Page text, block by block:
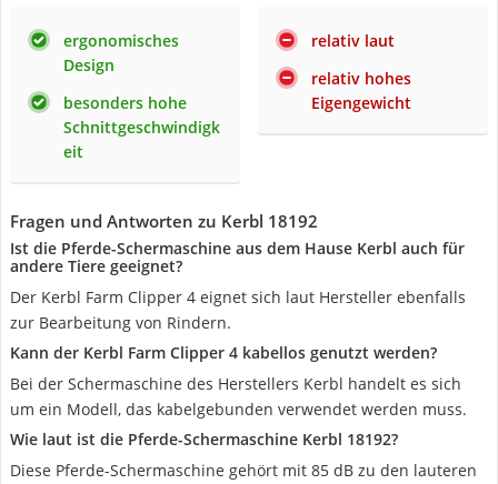
ergonomisches
Design
besonders hohe
Schnittgeschwindigk
eit
relativ laut
relativ hohes
Eigengewicht
Fragen und Antworten zu Kerbl 18192
Ist die Pferde-Schermaschine aus dem Hause Kerbl auch für
andere Tiere geeignet?
Der Kerbl Farm Clipper 4 eignet sich laut Hersteller ebenfalls
zur Bearbeitung von Rindern.
Kann der Kerbl Farm Clipper 4 kabellos genutzt werden?
Bei der Schermaschine des Herstellers Kerbl handelt es sich
um ein Modell, das kabelgebunden verwendet werden muss.
Wie laut ist die Pferde-Schermaschine Kerbl 18192?
Diese Pferde-Schermaschine gehört mit 85 dB zu den lauteren